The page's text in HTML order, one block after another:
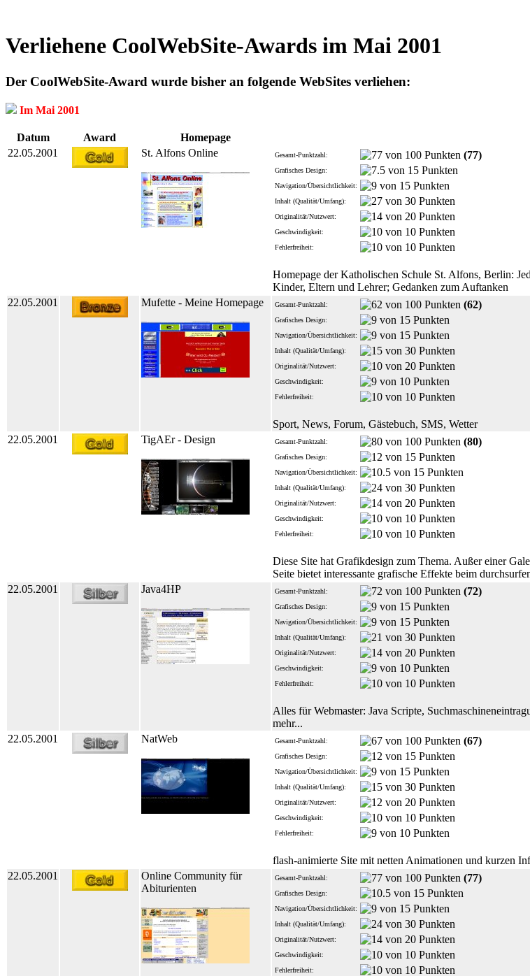
Verliehene CoolWebSite-Awards im Mai 2001
Der CoolWebSite-Award wurde bisher an folgende WebSites verliehen:
Im Mai 2001
Datum Award Homepage
22.05.2001
St. Alfons Online Gesamt-Punktzahl: (77)
Grafisches Design:
Navigation/Übersichtlichkeit:
Inhalt (Qualität/Umfang):
Originalität/Nutzwert:
Geschwindigkeit:
Fehlerfreiheit:
Homepage der Katholischen Schule St. Alfons, Berlin:
Kinder, Eltern und Lehrer; Gedanken zum Auftanken
22.05.2001
Mufette - Meine Homepage Gesamt-Punktzahl: (62)
Grafisches Design:
Navigation/Übersichtlichkeit:
Inhalt (Qualität/Umfang):
Originalität/Nutzwert:
Geschwindigkeit:
Fehlerfreiheit:
Sport, News, Forum, Gästebuch, SMS, Wetter
22.05.2001
TigAEr - Design Gesamt-Punktzahl: (80)
Grafisches Design:
Navigation/Übersichtlichkeit:
Inhalt (Qualität/Umfang):
Originalität/Nutzwert:
Geschwindigkeit:
Fehlerfreiheit:
Diese Site hat Grafikdesign zum Thema. Außer einer
Seite bietet interessante grafische Effekte beim
22.05.2001
Java4HP Gesamt-Punktzahl: (72)
Grafisches Design:
Navigation/Übersichtlichkeit:
Inhalt (Qualität/Umfang):
Originalität/Nutzwert:
Geschwindigkeit:
Fehlerfreiheit:
Alles für Webmaster: Java Scripte,
mehr...
22.05.2001
NatWeb Gesamt-Punktzahl: (67)
Grafisches Design:
Navigation/Übersichtlichkeit:
Inhalt (Qualität/Umfang):
Originalität/Nutzwert:
Geschwindigkeit:
Fehlerfreiheit:
flash-animierte Site mit netten Animationen und kurzen
22.05.2001
Online Community für
Abiturienten
Gesamt-Punktzahl: (77)
Grafisches Design:
Navigation/Übersichtlichkeit:
Inhalt (Qualität/Umfang):
Originalität/Nutzwert:
Geschwindigkeit:
Fehlerfreiheit: